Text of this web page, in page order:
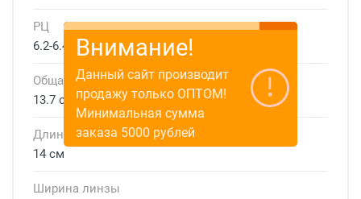
РЦ
6.2-6.4 см
Общая ширина
13.7 см
Длина дужки
14 см
Ширина линзы
Внимание!
Данный сайт производит
продажу только ОПТОМ!
Минимальная сумма
заказа 5000 рублей